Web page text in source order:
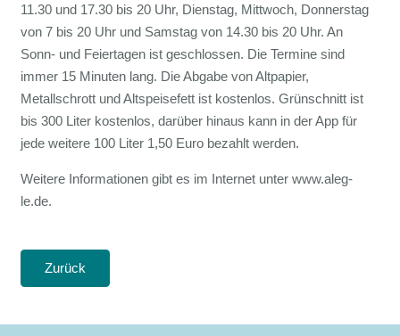
11.30 und 17.30 bis 20 Uhr, Dienstag, Mittwoch, Donnerstag
von 7 bis 20 Uhr und Samstag von 14.30 bis 20 Uhr. An
Sonn- und Feiertagen ist geschlossen. Die Termine sind
immer 15 Minuten lang. Die Abgabe von Altpapier,
Metallschrott und Altspeisefett ist kostenlos. Grünschnitt ist
bis 300 Liter kostenlos, darüber hinaus kann in der App für
jede weitere 100 Liter 1,50 Euro bezahlt werden.
Weitere Informationen gibt es im Internet unter www.aleg-
le.de.
Zurück